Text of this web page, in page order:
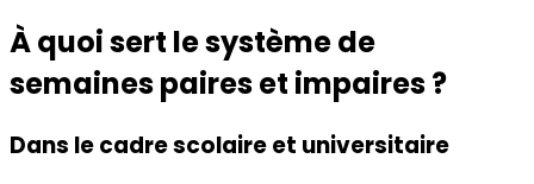
À quoi sert le système de
semaines paires et impaires ?
Dans le cadre scolaire et universitaire